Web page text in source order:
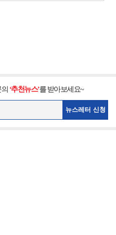
‘추천뉴스’를 받아보세요~
뉴스레터 신청